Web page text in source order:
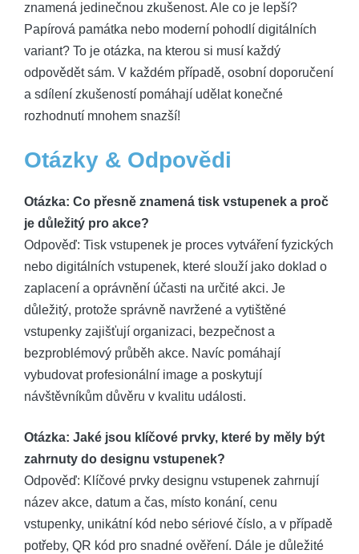
znamená jedinečnou zkušenost. Ale co je lepší?
Papírová památka nebo moderní pohodlí digitálních
variant? To je otázka, na kterou si musí každý
odpovědět sám. V každém případě, osobní doporučení
a sdílení zkušeností pomáhají udělat konečné
rozhodnutí mnohem snazší!
Otázky & Odpovědi
Otázka: Co přesně znamená tisk vstupenek a proč
je důležitý pro akce?
Odpověď: Tisk vstupenek je proces vytváření fyzických
nebo digitálních vstupenek, které slouží jako doklad o
zaplacení a oprávnění účasti na určité akci. Je
důležitý, protože správně navržené a vytištěné
vstupenky zajišťují organizaci, bezpečnost a
bezproblémový průběh akce. Navíc pomáhají
vybudovat profesionální image a poskytují
návštěvníkům důvěru v kvalitu události.
Otázka: Jaké jsou klíčové prvky, které by měly být
zahrnuty do designu vstupenek?
Odpověď: Klíčové prvky designu vstupenek zahrnují
název akce, datum a čas, místo konání, cenu
vstupenky, unikátní kód nebo sériové číslo, a v případě
potřeby, QR kód pro snadné ověření. Dále je důležité